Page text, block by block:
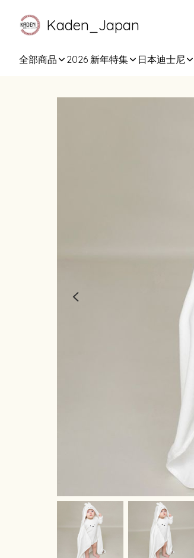
Kaden_Japan
全部商品 2026 新年特集 日本迪士尼